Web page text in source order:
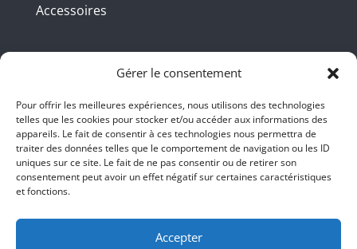
Gérer le consentement
Pour offrir les meilleures expériences, nous utilisons des technologies
telles que les cookies pour stocker et/ou accéder aux informations des
appareils. Le fait de consentir à ces technologies nous permettra de
traiter des données telles que le comportement de navigation ou les ID
uniques sur ce site. Le fait de ne pas consentir ou de retirer son
consentement peut avoir un effet négatif sur certaines caractéristiques
et fonctions.
Accepter
Accessoires
Coordonnées
BBB INT LTD – RUE DU BAMBOU.COM
145 rue de la République 95100
Argenteuil
bienvenue@ruedubambou.com